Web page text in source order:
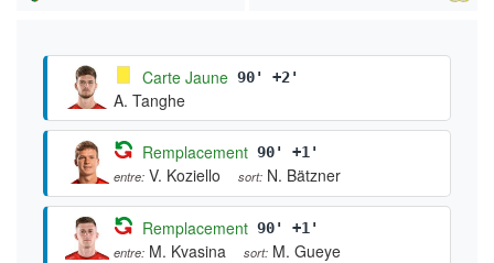
Carte Jaune 90' +2'
A. Tanghe
Remplacement 90' +1'
entre: V. Koziello sort: N. Bätzner
Remplacement 90' +1'
entre: M. Kvasina sort: M. Gueye